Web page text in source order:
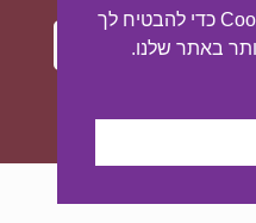
אתר זה משתמש בקובצי Cookie כדי להבטיח לך
באתר שלנו.